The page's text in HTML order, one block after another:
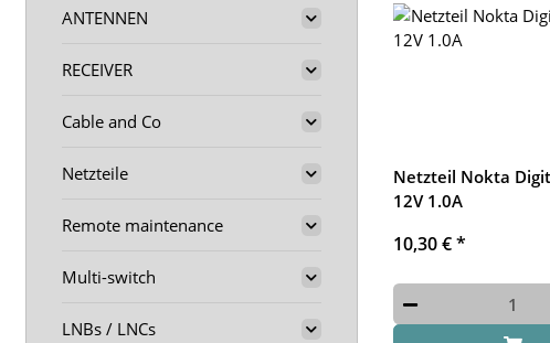
Netzteil Nokta
12V 1.0A
10,30 €*
ANTENNEN
RECEIVER
Cable and Co
Netzteile
Remote maintenance
Multi-switch
LNBs / LNCs